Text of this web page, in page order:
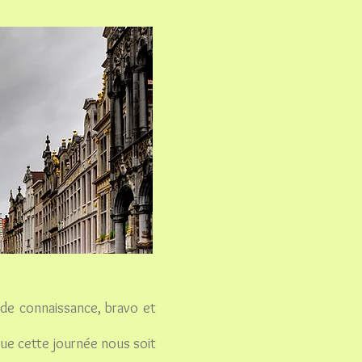
connaissance, bravo et
cette journée nous soit